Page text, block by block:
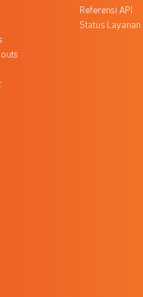
Referensi API
Status Layanan